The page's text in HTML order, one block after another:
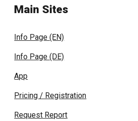
Main Sites
Info Page (EN)
Info Page (DE)
App
Pricing / Registration
Request Report